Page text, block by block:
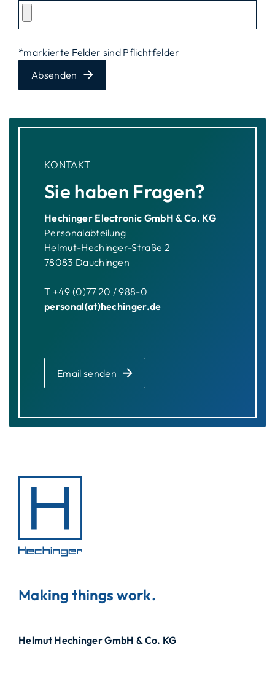
*markierte Felder sind Pflichtfelder
Absenden
KONTAKT
Sie haben Fragen?
Hechinger Electronic GmbH & Co. KG
Personalabteilung
Helmut-Hechinger-Straße 2
78083 Dauchingen
T +49 (0)77 20 / 988-0
personal(at)hechinger.de
Email senden
Making things work.
Helmut Hechinger GmbH & Co. KG